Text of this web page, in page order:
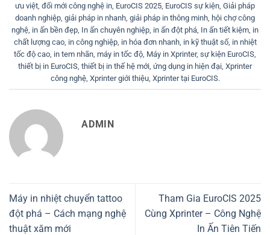
ưu việt đổi mới công nghệ in EuroCIS 2025 EuroCIS sự kiện Giải pháp
doanh nghiệp giải pháp in nhanh giải pháp in thông minh hội chợ công
nghệ in ấn bền đẹp In ấn chuyên nghiệp in ấn đột phá In ấn tiết kiệm in
chất lượng cao, in công nghiệp, in hóa đơn nhanh, in kỹ thuật số, in nhiệt
tốc độ cao in tem nhãn máy in tốc độ Máy in Xprinter, sự kiện EuroCIS
thiết bị in EuroCIS thiết bị in thế hệ mới ứng dụng in hiện đại Xprinter
công nghệ, Xprinter giới thiệu, Xprinter tại EuroCIS.
ADMIN
Máy in nhiệt chuyển tattoo
đột phá – Cách mạng nghệ
thuật xăm mới
Tham Gia EuroCIS 2025
Cùng Xprinter – Công Nghệ
In Ấn Tiên Tiến